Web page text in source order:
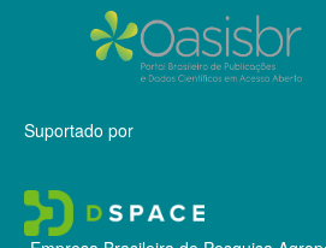
Suportado por